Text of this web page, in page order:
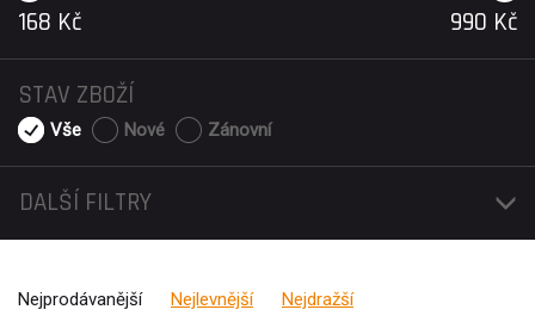
168 Kč 990 Kč
STAV ZBOŽÍ
Vše Nové Zánovní
DALŠÍ FILTRY
Nejprodávanější Nejlevnější
Nejdražší